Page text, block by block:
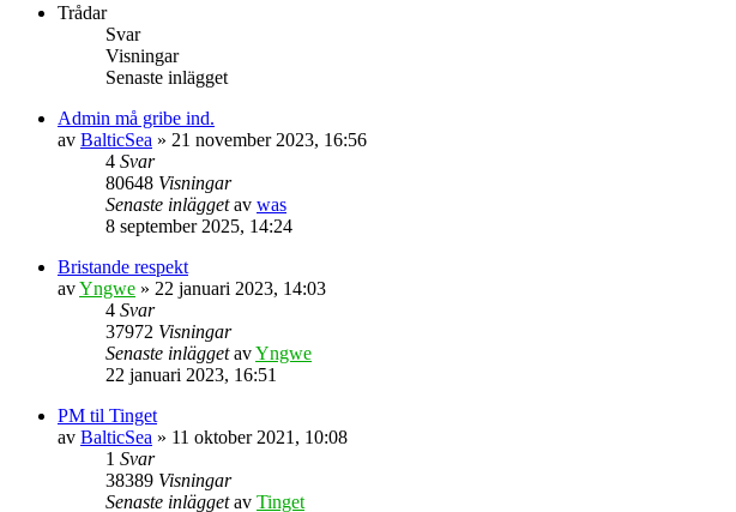
Trådar
Svar
Visningar
Senaste inlägget
Admin må gribe ind.
av BalticSea » 21 november 2023, 16:56
4 Svar
80648 Visningar
Senaste inläggetav was
8 september 2025, 14:24
Bristande respekt
avYngwe » 22 januari 2023, 14:03
4 Svar
37972 Visningar
Senaste inläggetavYngwe
22 januari 2023, 16:51
PM til Tinget
av BalticSea » 11 oktober 2021, 10:08
1 Svar
38389 Visningar
Senaste inläggetav Tinget